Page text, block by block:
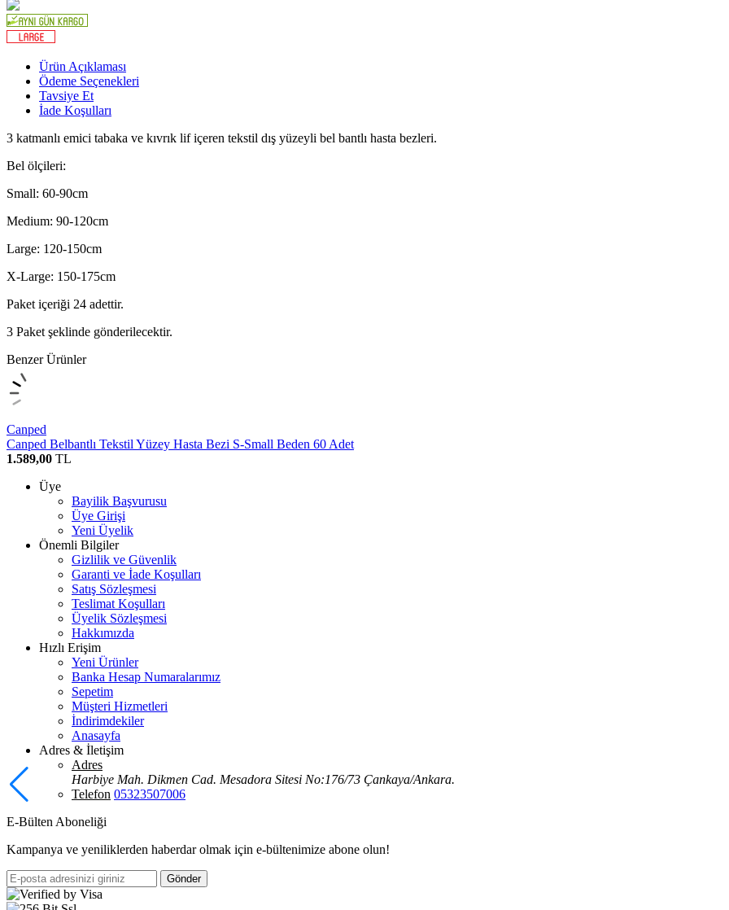
Ürün Açıklaması
Ödeme Seçenekleri
Tavsiye Et
İade Koşulları
3 katmanlı emici tabaka ve kıvrık lif içeren tekstil dış yüzeyli bel bantlı hasta bezleri.
Bel ölçileri:
Small: 60-90cm
Medium: 90-120cm
Large: 120-150cm
X-Large: 150-175cm
Paket içeriği 24 adettir.
3 Paket şeklinde gönderilecektir.
Benzer Ürünler
Canped
Canped Belbantlı Tekstil Yüzey Hasta Bezi S-Small Beden 60 Adet
1.589,00 TL
Üye
Bayilik Başvurusu
Üye Girişi
Yeni Üyelik
Önemli Bilgiler
Gizlilik ve Güvenlik
Garanti ve İade Koşulları
Satış Sözleşmesi
Teslimat Koşulları
Üyelik Sözleşmesi
Hakkımızda
Hızlı Erişim
Yeni Ürünler
Banka Hesap Numaralarımız
Sepetim
Müşteri Hizmetleri
İndirimdekiler
Anasayfa
Adres & İletişim
Adres
Harbiye Mah. Dikmen Cad. Mesadora Sitesi No:176/73 Çankaya/Ankara.
Telefon 05323507006
E-Bülten Aboneliği
Kampanya ve yeniliklerden haberdar olmak için e-bültenimize abone olun!
Gönder